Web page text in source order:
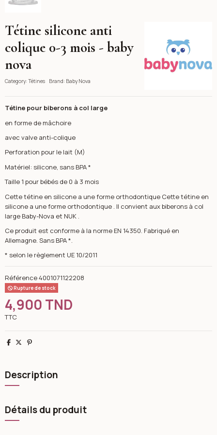
Tétine silicone anti
colique 0-3 mois - baby
nova
Category: Tétines Brand: Baby Nova
Tétine pour biberons à col large
en forme de mâchoire
avec valve anti-colique
Perforation pour le lait (M)
Matériel: silicone, sans BPA *
Taille 1 pour bébés de 0 à 3 mois
Cette tétine en silicone a une forme orthodontique Cette tétine en
silicone a une forme orthodontique . Il convient aux biberons à col
large Baby-Nova et NUK .
Ce produit est conforme à la norme EN 14350. Fabriqué en
Allemagne. Sans BPA *.
* selon le règlement UE 10/2011
Référence4001071122208
Rupture de stock
4,900 TND
TTC
Partager
TweetPinterest
Description
Détails du produit